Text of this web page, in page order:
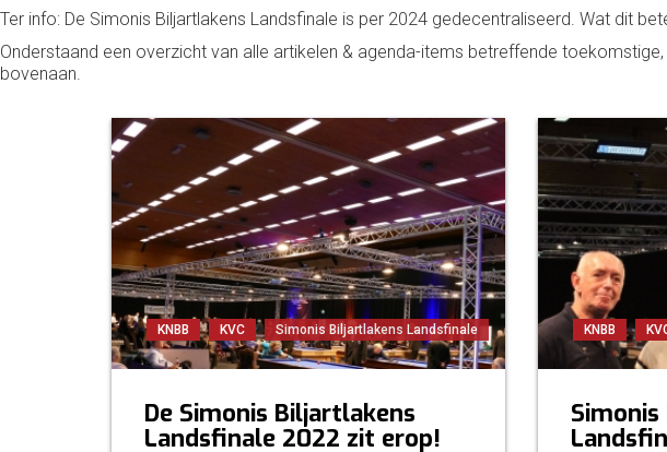
Ter info: De Simonis Biljartlakens Landsfinale is per 2024 gedecentraliseerd. Wat dit
Onderstaand een overzicht van alle artikelen & agenda-items betreffende
bovenaan.
KNBB KVC Simonis Biljartlakens Landsfinale
De Simonis Biljartlakens
Landsfinale 2022 zit erop!
KNBB